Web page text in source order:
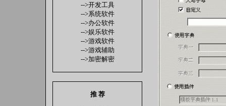
-->开发工具
-->系统软件
-->办公软件
-->娱乐软件
-->游戏软件
-->游戏辅助
-->加密解密
推 荐